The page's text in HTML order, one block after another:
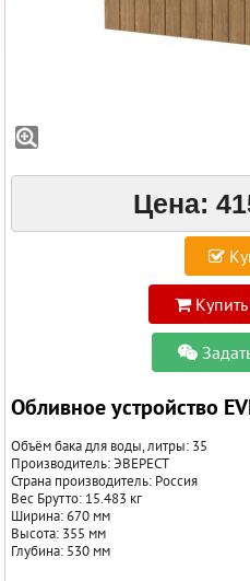
Цена:
Обливное устройство
Объём бака для воды, литры: 35
Производитель: ЭВЕРЕСТ
Страна производитель: Россия
Вес Брутто: 15.483 кг
Ширина: 670 мм
Высота: 355 мм
Глубина: 530 мм